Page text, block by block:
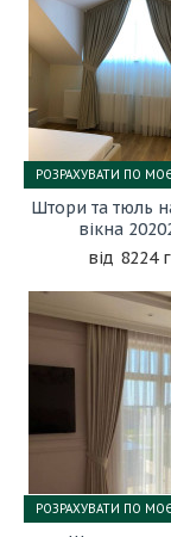
Штори та тюль
вікна
8224
РОЗРАХУВАТИ ПО
РОЗРАХУВАТИ ПО